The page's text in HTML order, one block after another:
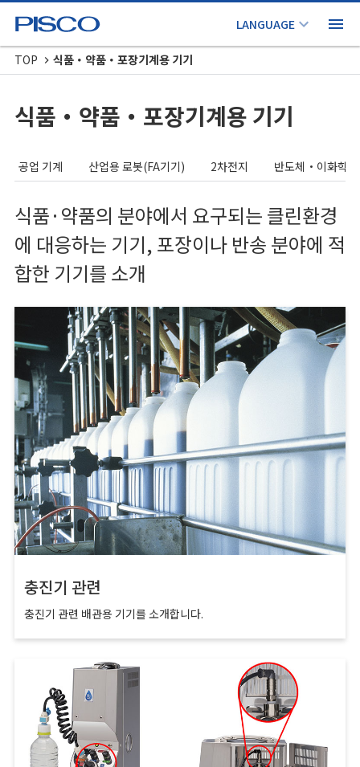
TOP 식품・약품・포장기계용 기기
식품・약품・포장기계용 기기
공업 기계 산업용 로봇(FA기기) 2차전지 반도체・이화학
식품·약품의 분야에서 요구되는 클린환경
에 대응하는 기기, 포장이나 반송 분야에 적
합한 기기를 소개
충진기 관련
충진기 관련 배관용 기기를 소개합니다.